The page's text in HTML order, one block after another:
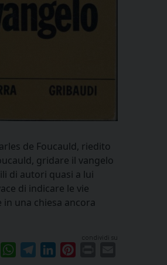
de Foucauld, riedito
gridare il vangelo
di autori quasi a lui
di indicare le vie
una chiesa ancora
condividi su
ThreadsWhatsAppTelegramLinkedIn